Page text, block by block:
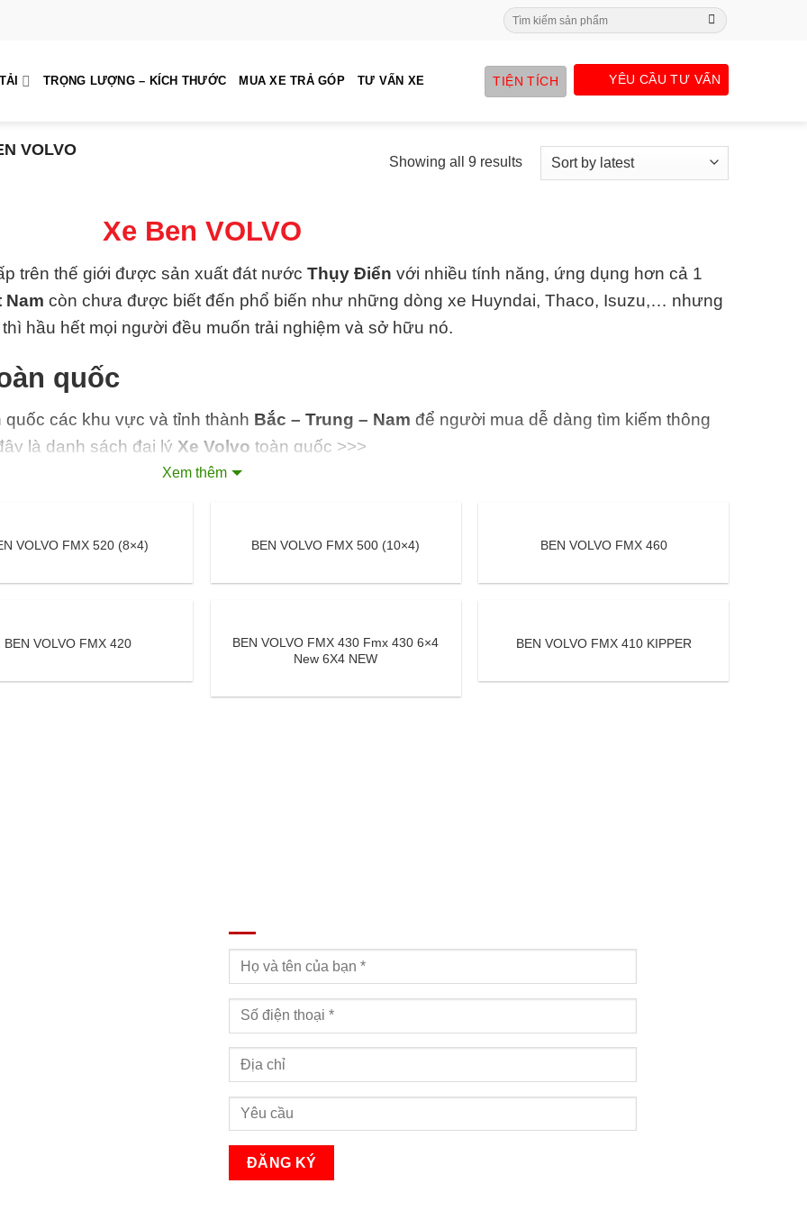
Search
for:
TRỌNG LƯỢNG – KÍCH THƯỚC MUA XE TRẢ GÓP TƯ VẤN XE TIỆN TÍCH YÊU CẦU TƯ VẤN
VOLVO
Showing all 9 results
Xe Ben VOLVO
trên thế giới được sản xuất đát nước Thụy Điển với nhiều tính năng, ứng dụng hơn cả 1
Nam còn chưa được biết đến phổ biến như những dòng xe Huyndai, Thaco, Isuzu,… nhưng
thì hầu hết mọi người đều muốn trải nghiệm và sở hữu nó.
quốc
quốc các khu vực và tỉnh thành Bắc – Trung – Nam để người mua dễ dàng tìm kiếm thông
là danh sách đại lý Xe Volvo toàn quốc >>>
Xem thêm
VOLVO FMX 520 (8×4) BEN VOLVO FMX 500 (10×4) BEN VOLVO FMX 460
BEN VOLVO FMX 420
BEN VOLVO FMX 430 Fmx 430 6×4
New 6X4 NEW
BEN VOLVO FMX 410 KIPPER